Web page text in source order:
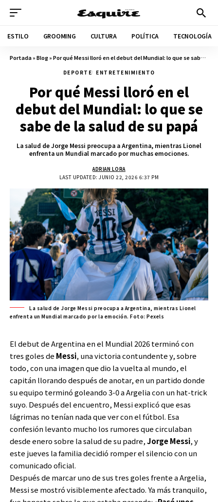
ESTILO GROOMING CULTURA POLÍTICA TECNOLOGÍA
Portada»Blog»Por qué Messi lloró en el debut del Mundial: lo que se sabe de la salud de su papá
DEPORTE ENTRETENIMIENTO
Por qué Messi lloró en el
debut del Mundial: lo que se
sabe de la salud de su papá
La salud de Jorge Messi preocupa a Argentina, mientras Lionel
enfrenta un Mundial marcado por muchas emociones.
LAST UPDATED: JUNIO 22, 2026 6:37 PM
ADRIAN LORA
La salud de Jorge Messi preocupa a Argentina, mientras Lionel
enfrenta un Mundial marcado por la emoción. Foto: Pexels
El debut de Argentina en el Mundial 2026 terminó con
tres goles de Messi, una victoria contundente y, sobre
todo, con una imagen que dio la vuelta al mundo, el
capitán llorando después de anotar, en un partido donde
su equipo terminó goleando 3-0 a Argelia con un hat-trick
suyo. Después del encuentro, Messi explicó que esas
lágrimas no tenían nada que ver con el fútbol. Esa
confesión levanto mucho los rumores que circulaban
desde enero sobre la salud de su padre,Jorge Messi, y
este jueves la familia decidió romper el silencio con un
comunicado oficial.
Después de marcar uno de sus tres goles frente a Argelia,
Messi se mostró visiblemente afectado. Ya más tranquilo,